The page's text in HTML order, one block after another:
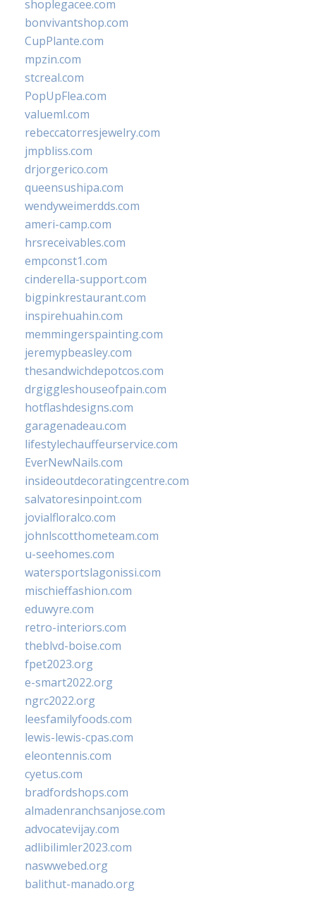
shoplegacee.com
bonvivantshop.com
CupPlante.com
mpzin.com
stcreal.com
PopUpFlea.com
valueml.com
rebeccatorresjewelry.com
jmpbliss.com
drjorgerico.com
queensushipa.com
wendyweimerdds.com
ameri-camp.com
hrsreceivables.com
empconst1.com
cinderella-support.com
bigpinkrestaurant.com
inspirehuahin.com
memmingerspainting.com
jeremypbeasley.com
thesandwichdepotcos.com
drgiggleshouseofpain.com
hotflashdesigns.com
garagenadeau.com
lifestylechauffeurservice.com
EverNewNails.com
insideoutdecoratingcentre.com
salvatoresinpoint.com
jovialfloralco.com
johnlscotthometeam.com
u-seehomes.com
watersportslagonissi.com
mischieffashion.com
eduwyre.com
retro-interiors.com
theblvd-boise.com
fpet2023.org
e-smart2022.org
ngrc2022.org
leesfamilyfoods.com
lewis-lewis-cpas.com
eleontennis.com
cyetus.com
bradfordshops.com
almadenranchsanjose.com
advocatevijay.com
adlibilimler2023.com
naswwebed.org
balithut-manado.org